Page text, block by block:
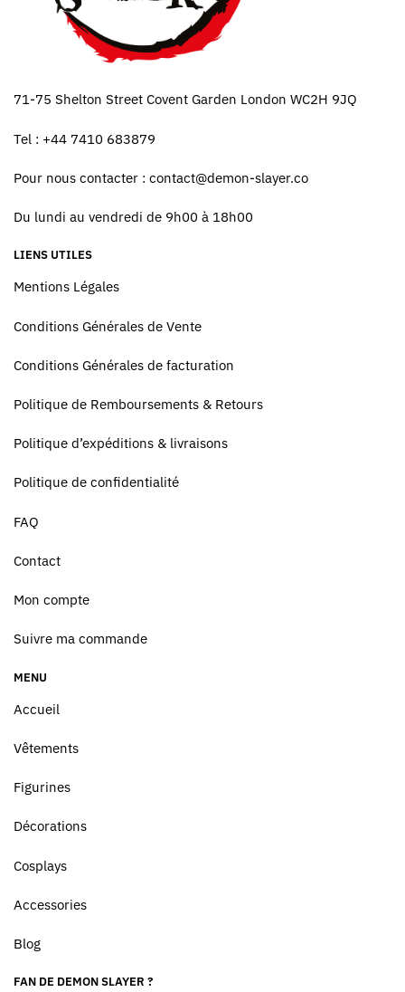
71-75 Shelton Street Covent Garden London WC2H 9JQ
Tel : +44 7410 683879
Pour nous contacter : contact@demon-slayer.co
Du lundi au vendredi de 9h00 à 18h00
LIENS UTILES
Mentions Légales
Conditions Générales de Vente
Conditions Générales de facturation
Politique de Remboursements & Retours
Politique d’expéditions & livraisons
Politique de confidentialité
FAQ
Contact
Mon compte
Suivre ma commande
MENU
Accueil
Vêtements
Figurines
Décorations
Cosplays
Accessories
Blog
FAN DE DEMON SLAYER ?